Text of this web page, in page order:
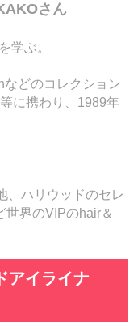
さん
学ぶ。
どのコレクション
に携わり、1989年
、ハリウッドのセレ
世界のVIPのhair＆
アイライナ